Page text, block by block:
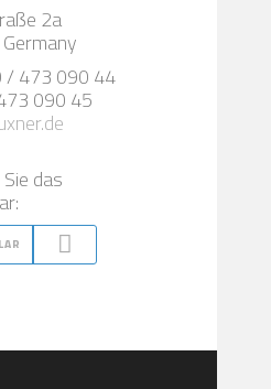
2a
/ 473 090 44
090 45
das